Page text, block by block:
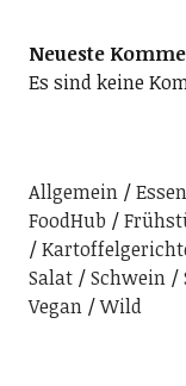
Neueste
Es sind keine
Allgemein
FoodHub
Salat
Schwein
Vegan
Wild